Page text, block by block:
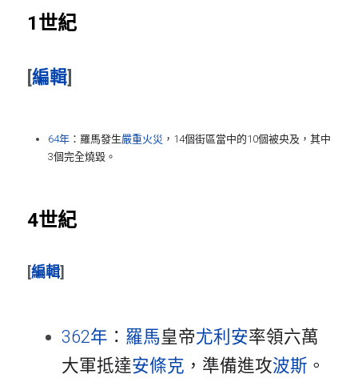
1世紀
[編輯]
64年 ：羅馬發生嚴重火災 ，14個街區當中的10個被央及，其中
3個完全燒毀。
4世紀
[編輯]
362年 ： 羅馬皇帝尤利安率領六萬
大軍抵達安條克 ，準備進攻波斯 。